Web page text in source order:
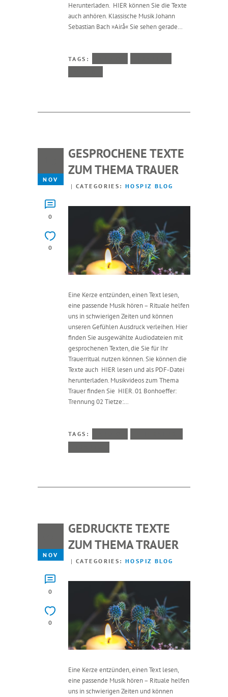
Herunterladen. HIER können Sie die Texte
auch anhören. Klassische Musik Johann
Sebastian Bach »Airå« Sie sehen gerade…
TAGS:
NOV
0
0
GESPROCHENE TEXTE
ZUM THEMA TRAUER
CATEGORIES:HOSPIZ BLOG
Eine Kerze entzünden, einen Text lesen,
eine passende Musik hören – Rituale helfen
uns in schwierigen Zeiten und können
unseren Gefühlen Ausdruck verleihen. Hier
finden Sie ausgewählte Audiodateien mit
gesprochenen Texten, die Sie für Ihr
Trauerritual nutzen können. Sie können die
Texte auch HIER lesen und als PDF-Datei
herunterladen. Musikvideos zum Thema
Trauer finden Sie HIER. 01 Bonhoeffer:
Trennung 02 Tietze:…
TAGS:
NOV
0
0
GEDRUCKTE TEXTE
ZUM THEMA TRAUER
CATEGORIES:HOSPIZ BLOG
Eine Kerze entzünden, einen Text lesen,
eine passende Musik hören – Rituale helfen
uns in schwierigen Zeiten und können